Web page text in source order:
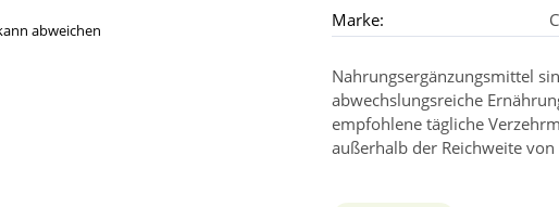
abweichen
Marke:
Nahrungsergänzungsmittel
abwechslungsreiche
empfohlene tägliche
außerhalb der Reichweite